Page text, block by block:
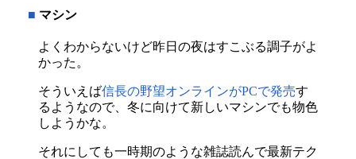
■ マシン
よくわからないけど昨日の夜はすこぶる調子がよ
かった。
そういえば信長の野望オンラインがPCで発売す
るようなので、冬に向けて新しいマシンでも物色
しようかな。
それにしても一時期のような雑誌読んで最新テク